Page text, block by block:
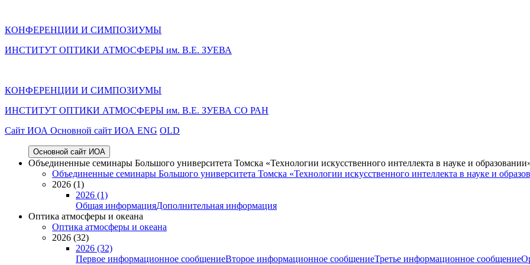
КОНФЕРЕНЦИИ И СИМПОЗИУМЫ
ИНСТИТУТ ОПТИКИ АТМОСФЕРЫ им. В.Е. ЗУЕВА
КОНФЕРЕНЦИИ И СИМПОЗИУМЫ
ИНСТИТУТ ОПТИКИ АТМОСФЕРЫ им. В.Е. ЗУЕВА СО РАН
Cайт ИОА Основной сайт ИОА ENG OLD
Основной сайт ИОА
Объединенные семинары Большого университета Томска «Технологии искусственного интеллекта в науке и
Объединенные семинары Большого университета Томска «Технологии искусственного интеллекта в науке и
2026 (1)
2026 (1)
Общая информацияДополнительная информация
Оптика атмосферы и океана
Оптика атмосферы и океана
2026 (32)
2026 (32)
Первое информационное сообщениеВторое информационное сообщениеТретье информационное сообщение